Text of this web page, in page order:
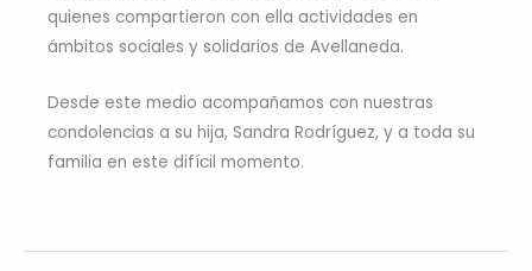
quienes compartieron con ella actividades en
ámbitos sociales y solidarios de Avellaneda.
Desde este medio acompañamos con nuestras
condolencias a su hija, Sandra Rodríguez, y a toda su
familia en este difícil momento.